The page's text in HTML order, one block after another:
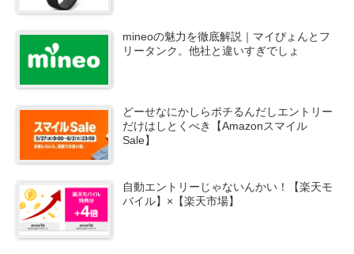
mineoの魅力を徹底解説｜マイぴょんとフ
リータンク。他社と違いすぎでしょ
どーせなにかしらポチるんだしエントリー
だけはしとくべき【Amazonスマイル
Sale】
自動エントリーじゃないんかい！【楽天モ
バイル】×【楽天市場】